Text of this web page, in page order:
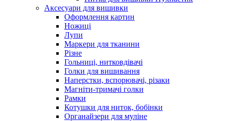
Аксесуари для вишивки
Оформлення картин
Ножиці
Лупи
Маркери для тканини
Різне
Гольниці, нитковдівачі
Голки для вишивання
Наперстки, вспорювачі, різаки
Магніти-тримачі голки
Рамки
Котушки для ниток, бобінки
Органайзери для муліне